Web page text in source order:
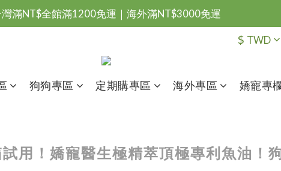
灣滿NT$全館滿1200免運｜海外滿NT$3000免運
會員優惠專區由此進
灣滿NT$全館滿1200免運｜海外滿NT$3000免運
$ TWD
狗狗專區 定期購專區 海外專區 嬌寵專
用！嬌寵醫生極精萃頂極專利魚油！